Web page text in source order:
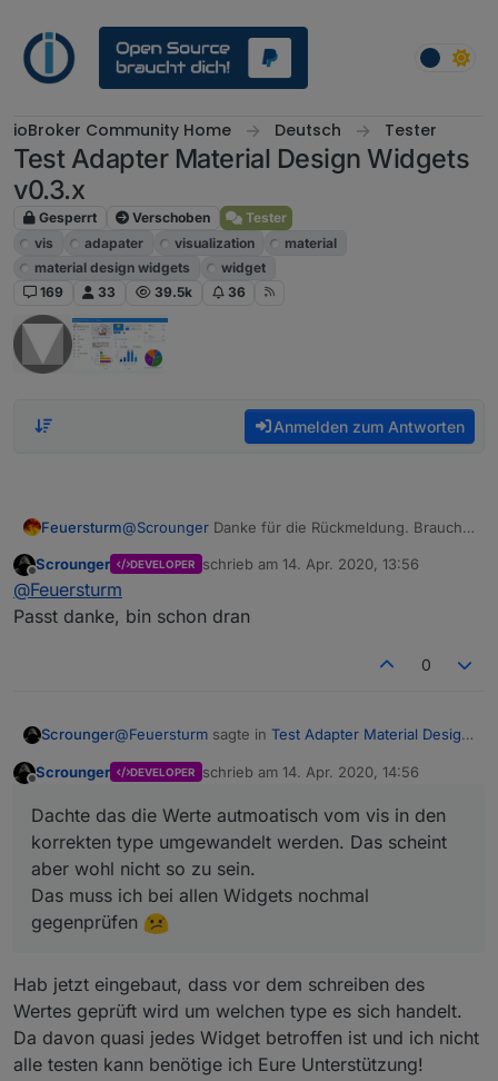
ioBroker Community Home Deutsch Tester
Test Adapter Material Design Widgets
v0.3.x
Gesperrt Verschoben
Tester
vis
adapater visualization
material
material design widgets
widget
169
33 39.5k 36
Anmelden zum Antworten
Feuersturm@Scrounger Danke für die Rückmeldung. Brauchst
auf deinem Zettel?
Offline
Scrounger DEVELOPER schrieb am 14. Apr. 2020, 13:56
zuletzt editiert von
@Feuersturm
Passt danke, bin schon dran
0
Scrounger@Feuersturm sagte in Test Adapter Material Design
einen String in den Datenpunkt zu schreiben
und nicht ein numerischer Wert.
Habt ihr eine Idee? Ist das IconList Widget für
mein Vorhaben überhaupt geeignet?
Das ist ein Fehler im Widget bzw. genrell in allen
Widgets.
Dachte das die Werte autmoatisch vom vis in den
korrekten type umgewandelt werden. Das scheint
aber wohl nicht so zu sein.
Das muss ich bei allen Widgets nochmal
Scrounger DEVELOPER schrieb am 14. Apr. 2020, 14:56
zuletzt editiert von
Dachte das die Werte autmoatisch vom vis in den
korrekten type umgewandelt werden. Das scheint
aber wohl nicht so zu sein.
Das muss ich bei allen Widgets nochmal
gegenprüfen
Hab jetzt eingebaut, dass vor dem schreiben des
Wertes geprüft wird um welchen type es sich handelt.
Da davon quasi jedes Widget betroffen ist und ich nicht
alle testen kann benötige ich Eure Unterstützung!